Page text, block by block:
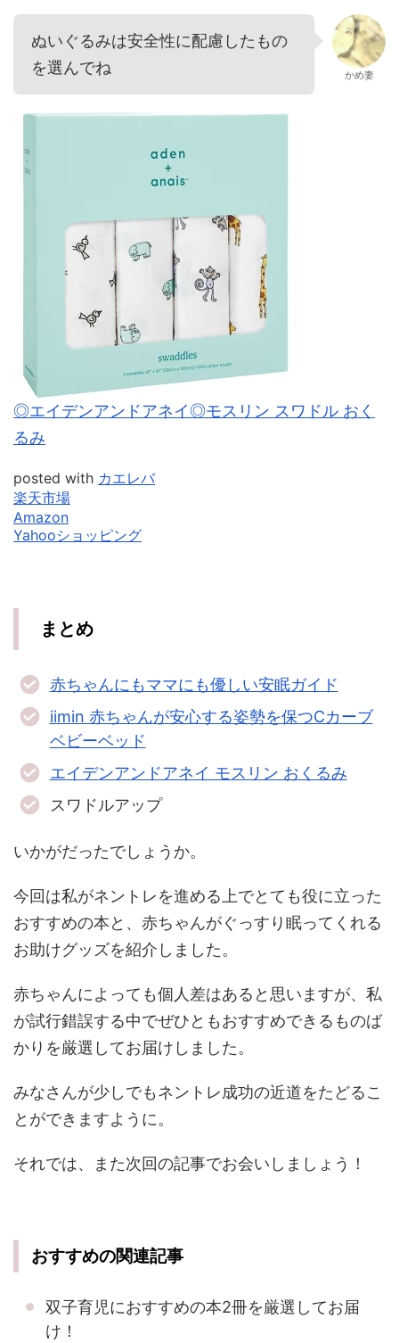
ぬいぐるみは安全性に配慮したもの
を選んでね
かめ妻
◎エイデンアンドアネイ◎モスリン スワドル おく
るみ
posted with カエレバ
楽天市場
Amazon
Yahooショッピング
まとめ
赤ちゃんにもママにも優しい安眠ガイド
iimin 赤ちゃんが安心する姿勢を保つCカーブ
ベビーベッド
エイデンアンドアネイ モスリン おくるみ
スワドルアップ
いかがだったでしょうか。
今回は私がネントレを進める上でとても役に立った
おすすめの本と、赤ちゃんがぐっすり眠ってくれる
お助けグッズを紹介しました。
赤ちゃんによっても個人差はあると思いますが、私
が試行錯誤する中でぜひともおすすめできるものば
かりを厳選してお届けしました。
みなさんが少しでもネントレ成功の近道をたどるこ
とができますように。
それでは、また次回の記事でお会いしましょう！
おすすめの関連記事
双子育児におすすめの本2冊を厳選してお届
け！